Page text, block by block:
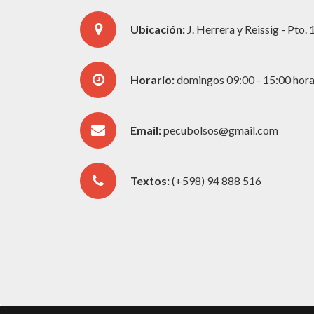
Ubicación: J. Herrera y Reissig - Pto.
Horario:domingos 09:00 - 15:00
Email:pecubolsos@gmail.com
Textos:(+598) 94 888 516